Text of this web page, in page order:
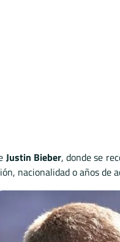
Justin Bieber, donde se
nacionalidad o años de